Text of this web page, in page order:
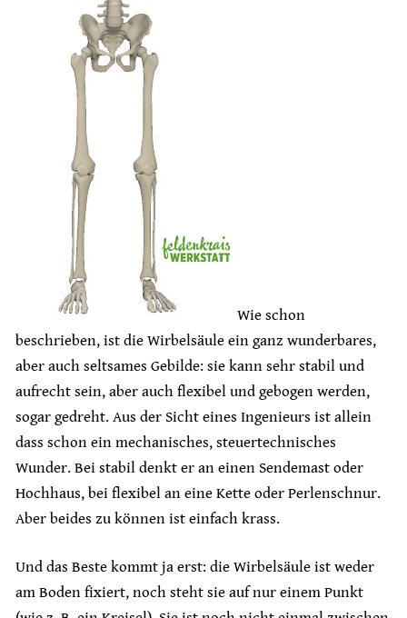
Wie schon
beschrieben, ist die Wirbelsäule ein ganz wunderbares,
aber auch seltsames Gebilde: sie kann sehr stabil und
aufrecht sein, aber auch flexibel und gebogen werden,
sogar gedreht. Aus der Sicht eines Ingenieurs ist allein
dass schon ein mechanisches, steuertechnisches
Wunder. Bei stabil denkt er an einen Sendemast oder
Hochhaus, bei flexibel an eine Kette oder Perlenschnur.
Aber beides zu können ist einfach krass.
Und das Beste kommt ja erst: die Wirbelsäule ist weder
am Boden fixiert, noch steht sie auf nur einem Punkt